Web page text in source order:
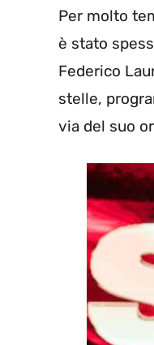
Per molto
è stato
Federico
stelle,
via del suo